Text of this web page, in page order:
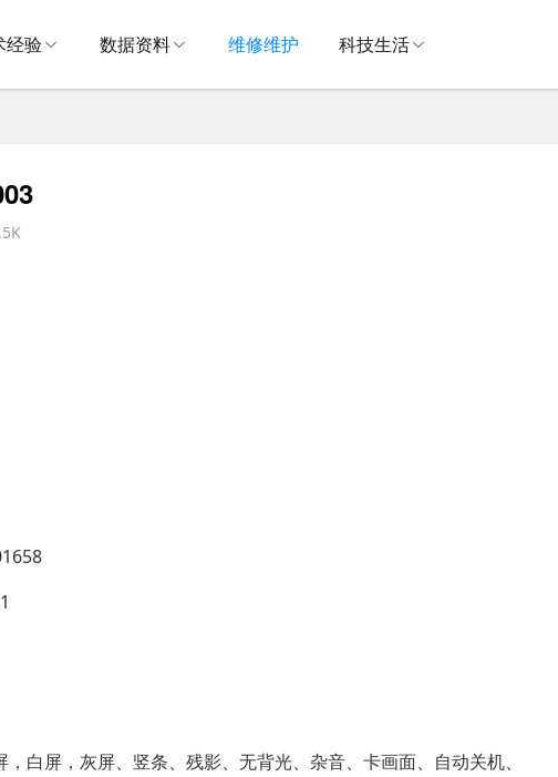
经验 数据资料 维修维护 科技生活
白屏，灰屏、竖条、残影、无背光、杂音、卡画面、自动关机、